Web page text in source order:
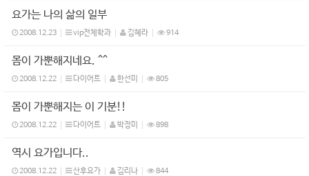
요가는 나의 삶의 일부
2008.12.23 vip전체학과 김혜라 914
몸이 가뿐해지네요. ^^
2008.12.22 다이어트 한선미 805
몸이 가뿐해지는 이 기분!!
2008.12.22 다이어트 박정미 898
역시 요가입니다..
2008.12.22 산후요가 김리나 844